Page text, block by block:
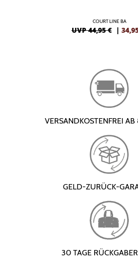
COURT LINE BA
UVP 44,95 € |
VERSANDKOSTENFREI
GELD-ZURÜCK-
30 TAGE